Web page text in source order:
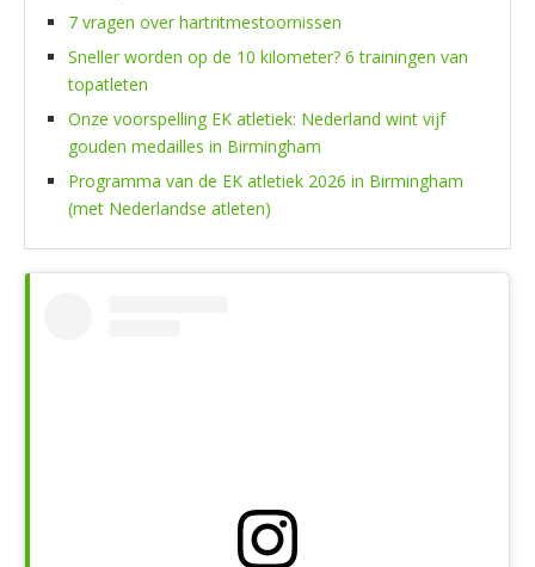
7 vragen over hartritmestoornissen
Sneller worden op de 10 kilometer? 6 trainingen van
topatleten
Onze voorspelling EK atletiek: Nederland wint vijf
gouden medailles in Birmingham
Programma van de EK atletiek 2026 in Birmingham
(met Nederlandse atleten)